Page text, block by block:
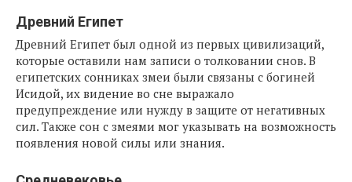
Древний Египет
Древний Египет был одной из первых цивилизаций,
которые оставили нам записи о толковании снов. В
египетских сонниках змеи были связаны с богиней
Исидой, их видение во сне выражало
предупреждение или нужду в защите от негативных
сил. Также сон с змеями мог указывать на возможность
появления новой силы или знания.